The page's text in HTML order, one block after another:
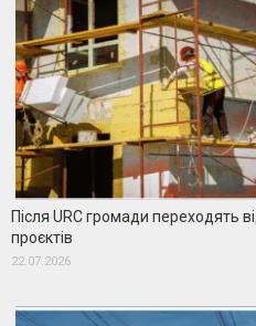
Після URC громади переходять
проєктів
22.07.2026